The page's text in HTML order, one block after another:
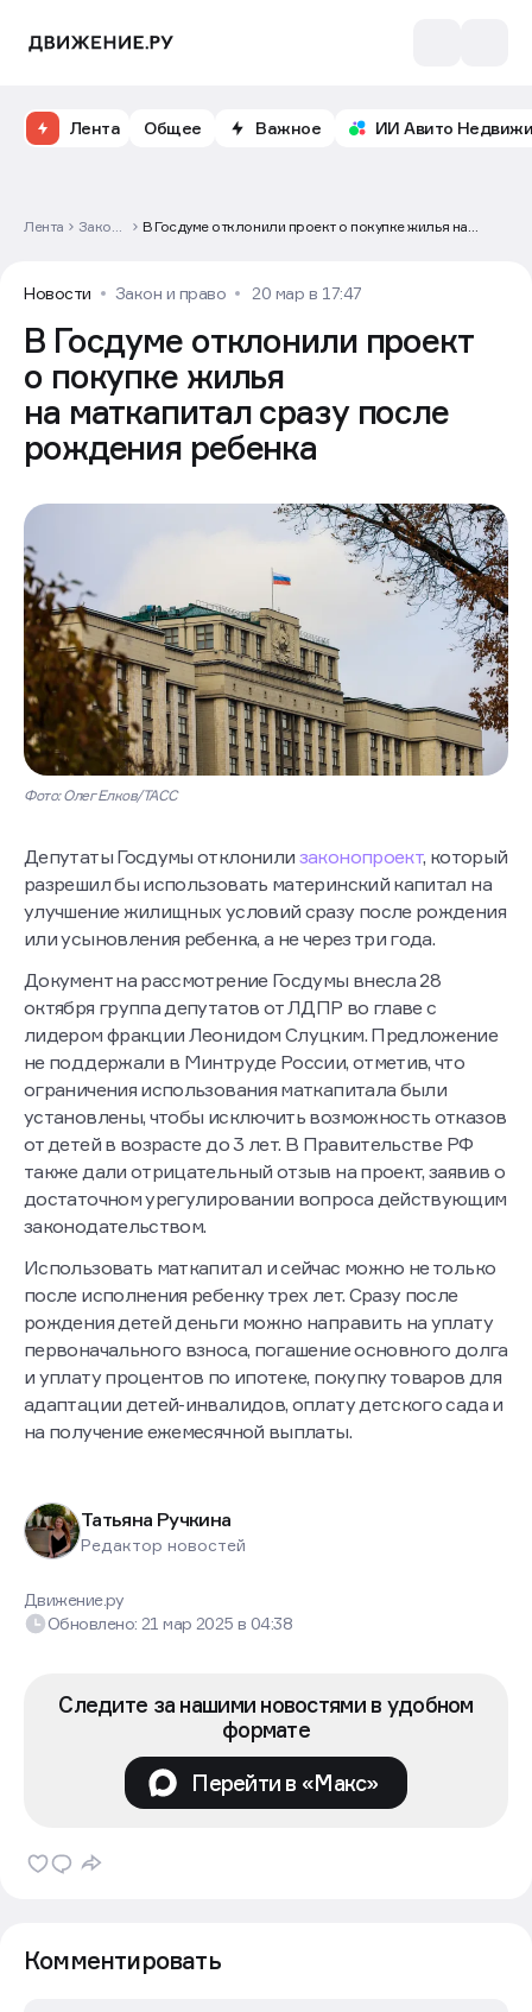
Лента Общее Важное ИИ Авито
Лента
Закон
В Госдуме отклонили проект о покупке жилья на
Новости Закон и право 20 мар в 17:47
В Госдуме отклонили проект
о покупке жилья
на маткапитал сразу после
рождения ребенка
Фото: Олег Елков/ТАСС
Депутаты Госдумы отклонили законопроект, который
разрешил бы использовать материнский капитал на
улучшение жилищных условий сразу после рождения
или усыновления ребенка, а не через три года.
Документ на рассмотрение Госдумы внесла 28
октября группа депутатов от ЛДПР во главе с
лидером фракции Леонидом Слуцким. Предложение
не поддержали в Минтруде России, отметив, что
ограничения использования маткапитала были
установлены, чтобы исключить возможность отказов
от детей в возрасте до 3 лет. В Правительстве РФ
также дали отрицательный отзыв на проект, заявив о
достаточном урегулировании вопроса действующим
законодательством.
Использовать маткапитал и сейчас можно не только
после исполнения ребенку трех лет. Сразу после
рождения детей деньги можно направить на уплату
первоначального взноса, погашение основного долга
и уплату процентов по ипотеке, покупку товаров для
адаптации детей-инвалидов, оплату детского сада и
на получение ежемесячной выплаты.
Татьяна Ручкина
Редактор новостей
Движение.ру
Обновлено: 21 мар 2025в 04:38
Следите за нашими новостями в удобном
формате
Перейти в «Макс»
Комментировать